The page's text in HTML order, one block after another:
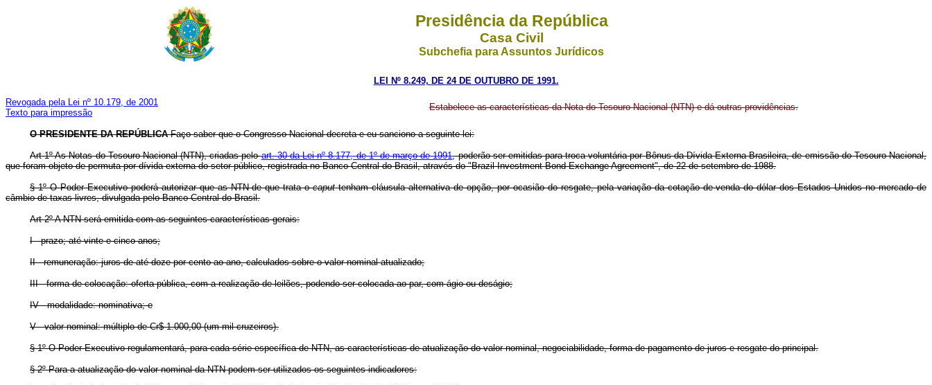
Presidência da República
Casa Civil
Subchefia para Assuntos Jurídicos
LEI Nº 8.249, DE 24 DE OUTUBRO DE 1991.
Revogada pela Lei nº 10.179, de 2001
Texto para impressão
Estabelece as características da Nota do Tesouro Nacional (NTN) e dá outras providências.
O PRESIDENTE DA REPÚBLICAFaço saber que o Congresso Nacional decreta e eu sanciono a seguinte lei:
Art 1º As Notas do Tesouro Nacional (NTN), criadas peloart. 30 da Lei nº 8.177, de 1º de março de 1991, poderão ser emitidas para troca voluntária por Bônus da Dívida Externa Brasileira, de emissão do Tesouro Nacional,
que foram objeto de permuta por dívida externa do setor público, registrada no Banco Central do Brasil, através do "Brazil Investment Bond Exchange Agreement", de 22 de setembro de 1988.
§ 1º O Poder Executivo poderá autorizar que as NTN de que trata ocaput tenham cláusula alternativa de opção, por ocasião do resgate, pela variação da cotação de venda do dólar dos Estados Unidos no mercado de
câmbio de taxas livres, divulgada pelo Banco Central do Brasil.
Art 2º A NTN será emitida com as seguintes características gerais:
I - prazo; até vinte e cinco anos;
II - remuneração: juros de até doze por cento ao ano, calculados sobre o valor nominal atualizado;
III - forma de colocação: oferta pública, com a realização de leilões, podendo ser colocada ao par, com ágio ou deságio;
IV - modalidade: nominativa; e
V - valor nominal: múltiplo de Cr$ 1.000,00 (um mil cruzeiros).
§ 1º O Poder Executivo regulamentará, para cada série específica de NTN, as características de atualização do valor nominal, negociabilidade, forma de pagamento de juros e resgate do principal.
§ 2º Para a atualização do valor nominal da NTN podem ser utilizados os seguintes indicadores: